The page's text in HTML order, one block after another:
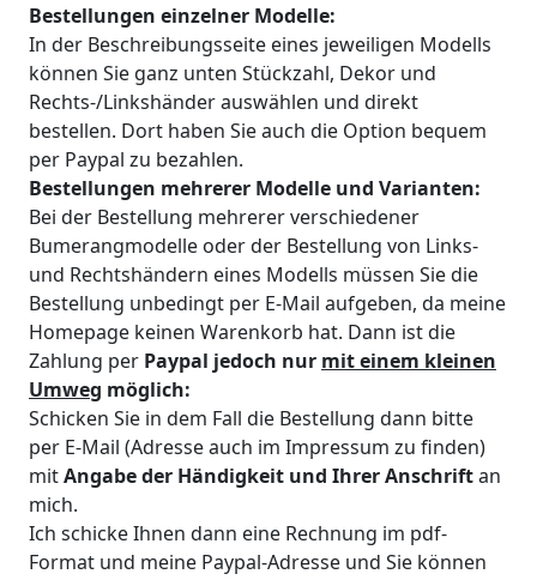
Bestellungen einzelner Modelle:
In der Beschreibungsseite eines jeweiligen Modells
können Sie ganz unten Stückzahl, Dekor und
Rechts-/Linkshänder auswählen und direkt
bestellen. Dort haben Sie auch die Option bequem
per Paypal zu bezahlen.
Bestellungen mehrerer Modelle und Varianten:
Bei der Bestellung mehrerer verschiedener
Bumerangmodelle oder der Bestellung von Links-
und Rechtshändern eines Modells müssen Sie die
Bestellung unbedingt per E-Mail aufgeben, da meine
Homepage keinen Warenkorb hat. Dann ist die
Zahlung per Paypal jedoch nur mit einem kleinen
Umweg möglich:
Schicken Sie in dem Fall die Bestellung dann bitte
per E-Mail (Adresse auch im Impressum zu finden)
mitAngabe der Händigkeit und Ihrer Anschriftan
mich.
Ich schicke Ihnen dann eine Rechnung im pdf-
Format und meine Paypal-Adresse und Sie können